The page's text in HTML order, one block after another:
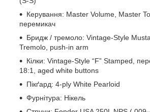
Керування: Master Volume, Master
перемикач
Бридж / тремоло: Vintage-Style
Tremolo, push-in arm
Кілки: Vintage-Style “F” Stamped,
18:1, aged white buttons
Пікґард: 4-ply White Pearloid
Фурнітура: Нікель